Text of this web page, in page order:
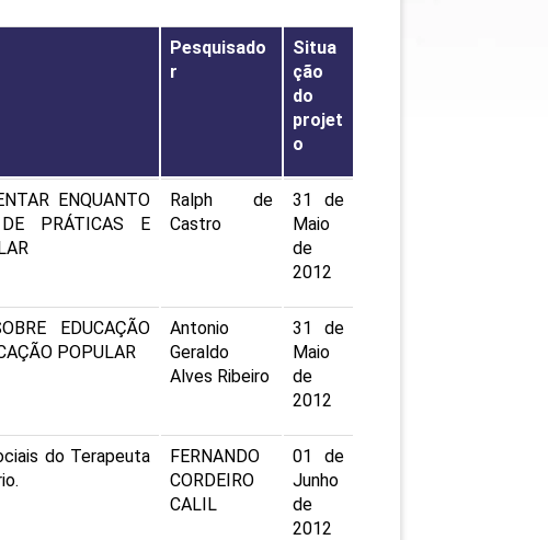
PROED
Pesquisado
r
Situa
ção
do
projet
o
ENQUANTO
PRÁTICAS E
Ralph de
Castro
31 de
Maio
de
2012
EDUCAÇÃO
POPULAR
Antonio
Geraldo
Alves Ribeiro
31 de
Maio
de
2012
do Terapeuta
FERNANDO
CORDEIRO
CALIL
01 de
Junho
de
2012